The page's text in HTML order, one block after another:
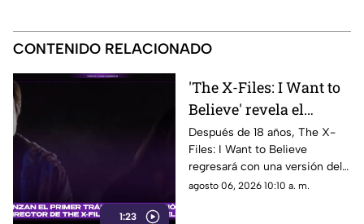
CONTENIDO RELACIONADO
1:23
'The X-Files: I Want to
Believe' revela el
primer tráiler de su
versión del director
con un enfoque más
oscuro
Después de 18 años, The X-
Files: I Want to Believe
regresará con una versión del
director que promete mostrar
agosto 06, 2026 10:10 a. m.